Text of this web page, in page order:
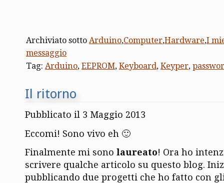
Archiviato sotto Arduino,Computer,Hardware,I
messaggio
Tag: Arduino, EEPROM, Keyboard, Keyper,
Il ritorno
Pubblicato il 3 Maggio 2013
Eccomi! Sono vivo eh 🙂
Finalmente mi sono laureato! Ora ho
scrivere qualche articolo su questo blog.
pubblicando due progetti che ho fatto con